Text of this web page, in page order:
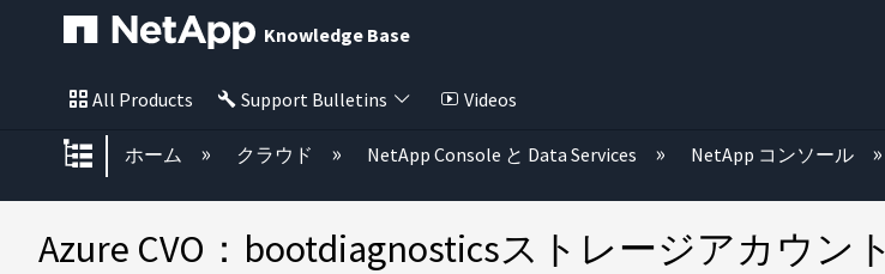
Knowledge Base
All Products Support Bulletins Videos
グローバル階層を展開/折りたたむ
ホーム クラウド NetApp Console と Data Services NetApp コンソール
Azure CVO：bootdiagnosticsストレージアカウ